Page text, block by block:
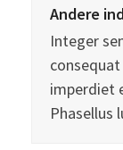
Andere
Integer
imperdiet